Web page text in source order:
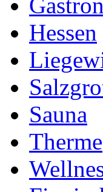
Hessen
Sauna
Therme